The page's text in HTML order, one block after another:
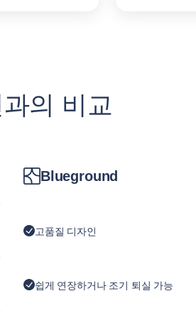
의 비교
Blueground
고품질 디자인
쉽게 연장하거나 조기 퇴실 가능